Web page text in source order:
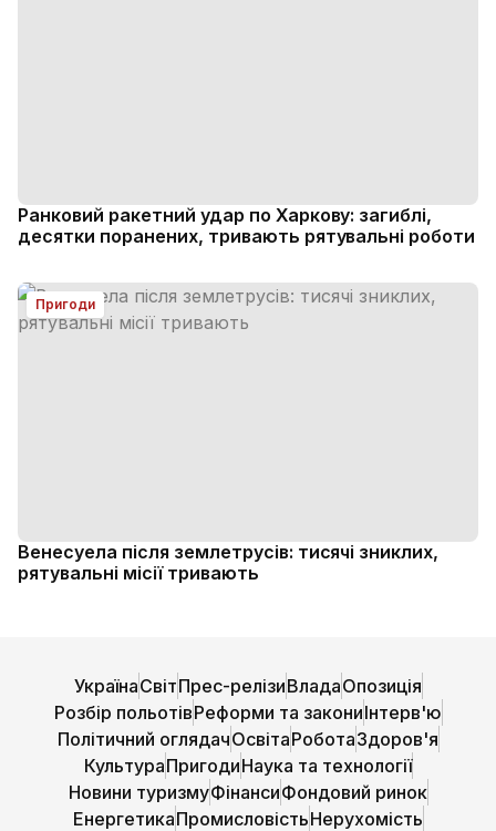
Ранковий ракетний удар по Харкову: загиблі,
десятки поранених, тривають рятувальні роботи
Пригоди
Венесуела після землетрусів: тисячі зниклих,
рятувальні місії тривають
УкраїнаСвітПрес-релізиВладаОпозиція
Розбір польотівРеформи та закониІнтерв'ю
Політичний оглядачОсвітаРоботаЗдоров'я
КультураПригодиНаука та технології
Новини туризмуФінансиФондовий ринок
ЕнергетикаПромисловістьНерухомість